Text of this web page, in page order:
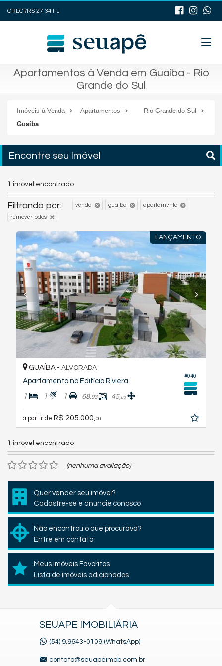
CRECI/RS 27.341-J
Apartamentos à Venda em Guaíba - Rio
Grande do Sul
Imóveis à Venda Apartamentos
Rio Grande do Sul
Guaíba
Encontre seu Imóvel
1 imóvel encontrado
Filtrando por: venda guaíba apartamento
remover todos
LANÇAMENTO
#040
GUAÍBA - ALVORADA
Apartamento no Edifício Riviera
1 1 1 68,93 45,00
a partir de R$ 205.000, 00
1 imóvel encontrado
(nenhuma avaliação)
Quer vender seu imóvel?
Cadastre-se e anuncie conosco
Não encontrou o que procurava?
Entre em contato
Meus imóveis Favoritos
Lista de imóveis adicionados
SEUAPE IMOBILIÁRIA
(54) 9.9643-0109 (WhatsApp)
contato@seuapeimob.com.br